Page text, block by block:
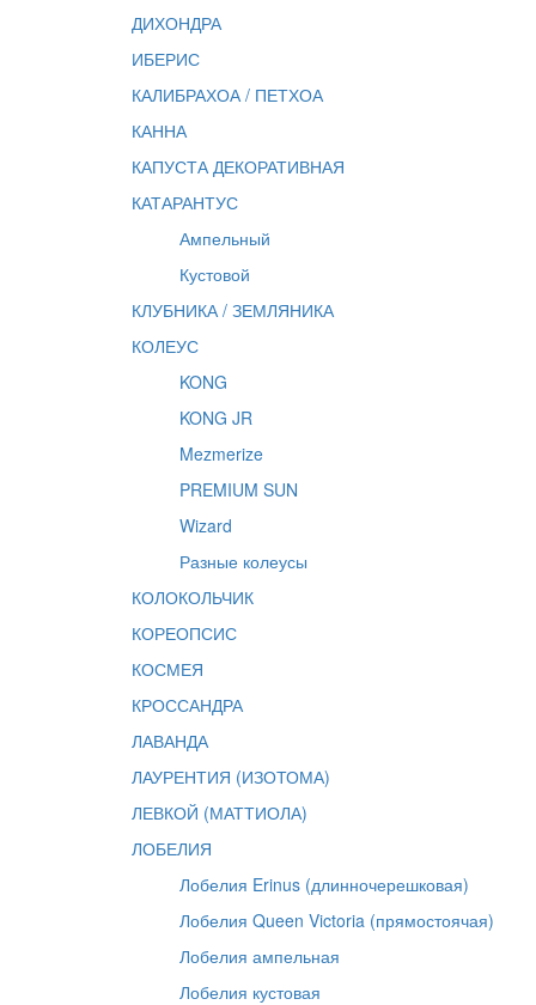
ДИХОНДРА
ИБЕРИС
КАЛИБРАХОА / ПЕТХОА
КАННА
КАПУСТА ДЕКОРАТИВНАЯ
КАТАРАНТУС
Ампельный
Кустовой
КЛУБНИКА / ЗЕМЛЯНИКА
КОЛЕУС
KONG
KONG JR
Mezmerize
PREMIUM SUN
Wizard
Разные колеусы
КОЛОКОЛЬЧИК
КОРЕОПСИС
КОСМЕЯ
КРОССАНДРА
ЛАВАНДА
ЛАУРЕНТИЯ (ИЗОТОМА)
ЛЕВКОЙ (МАТТИОЛА)
ЛОБЕЛИЯ
Лобелия Erinus (длинночерешковая)
Лобелия Queen Victoria (прямостоячая)
Лобелия ампельная
Лобелия кустовая